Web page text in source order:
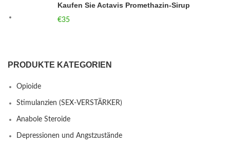
Kaufen Sie Actavis Promethazin-Sirup
€35
PRODUKTE KATEGORIEN
Opioide
Stimulanzien (SEX-VERSTÄRKER)
Anabole Steroide
Depressionen und Angstzustände